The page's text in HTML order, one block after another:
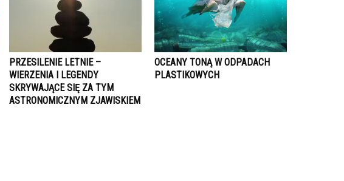
PRZESILENIE LETNIE –
WIERZENIA I LEGENDY
SKRYWAJĄCE SIĘ ZA TYM
ASTRONOMICZNYM ZJAWISKIEM
OCEANY TONĄ W ODPADACH
PLASTIKOWYCH